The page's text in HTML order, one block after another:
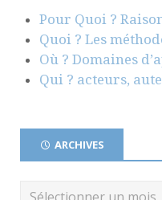
Pour Quoi ?
Quoi ? Les
Où ? Domaines
Qui ? acteurs,
ARCHIVES